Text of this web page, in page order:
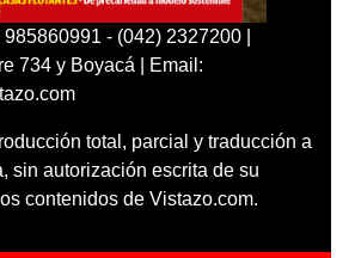
- (042) 2327200 |
734 y Boyacá | Email:
total, parcial y traducción a
sin autorización escrita de su
contenidos de Vistazo.com.